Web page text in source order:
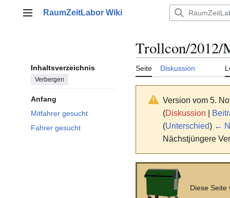
Hauptmenü
RaumZeitLabor Wiki
Inhaltsverzeichnis
Verbergen
Anfang
Mitfahrer gesucht
Fahrer gesucht
Trollcon/2012/
Seite Diskussion
Version vom 5.
(Diskussion |
(Unterschied) ←
Nächstjüngere
Diese Seite